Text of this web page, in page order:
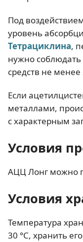
Под
уровень
Тетрациклина,
нужно
средств не менее
Если
металлами,
с характерным
Условия
АЦЦ Лонг можно
Условия
Температура
30 °С, хранить